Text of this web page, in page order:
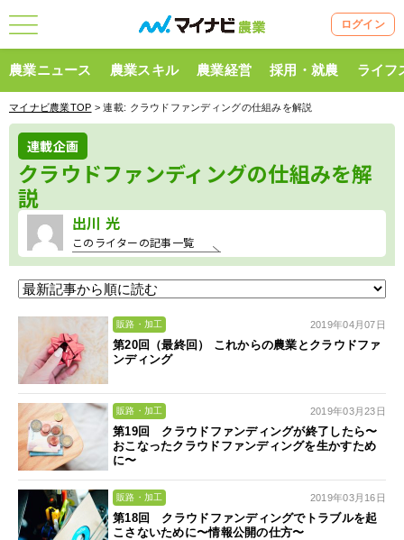
ログイン
農業ニュース 農業スキル 農業経営 採用・就農 ライフ
マイナビ農業TOP > 連載: クラウドファンディングの仕組みを解説
連載企画
クラウドファンディングの仕組みを解
説
出川 光
このライターの記事一覧
販路・加工 2019年04月07日
第20回（最終回） これからの農業とクラウドファ
ンディング
販路・加工 2019年03月23日
第19回 クラウドファンディングが終了したら〜
おこなったクラウドファンディングを生かすため
に〜
販路・加工 2019年03月16日
第18回 クラウドファンディングでトラブルを起
こさないために〜情報公開の仕方〜